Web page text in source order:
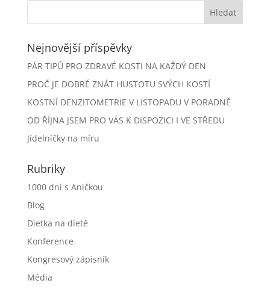
Nejnovější příspěvky
PÁR TIPŮ PRO ZDRAVÉ KOSTI NA KAŽDÝ DEN
PROČ JE DOBRÉ ZNÁT HUSTOTU SVÝCH KOSTÍ
KOSTNÍ DENZITOMETRIE V LISTOPADU V PORADNĚ
OD ŘÍJNA JSEM PRO VÁS K DISPOZICI I VE STŘEDU
Jídelníčky na míru
Rubriky
1000 dní s Aničkou
Blog
Dietka na dietě
Konference
Kongresový zápisník
Média